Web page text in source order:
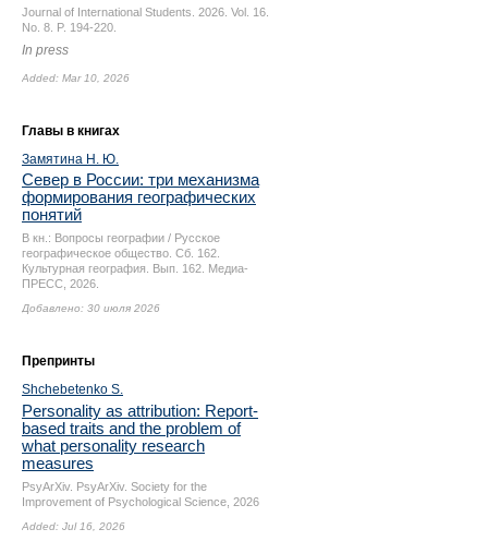
Journal of International Students. 2026. Vol. 16.
No. 8. P. 194-220.
In press
Added: Mar 10, 2026
Главы в книгах
Замятина Н. Ю.
Север в России: три механизма
формирования географических
понятий
В кн.: Вопросы географии / Русское
географическое общество. Сб. 162.
Культурная география. Вып. 162. Медиа-
ПРЕСС, 2026.
Добавлено: 30 июля 2026
Препринты
Shchebetenko S.
Personality as attribution: Report-
based traits and the problem of
what personality research
measures
PsyArXiv. PsyArXiv. Society for the
Improvement of Psychological Science, 2026
Added: Jul 16, 2026